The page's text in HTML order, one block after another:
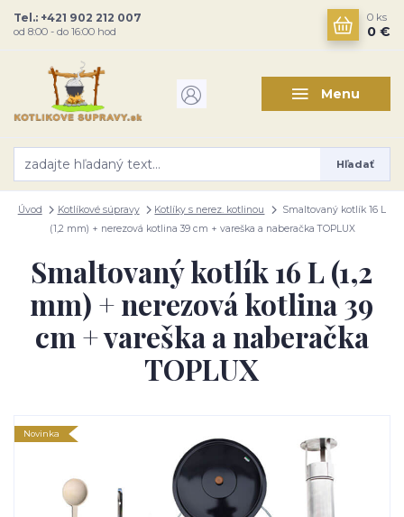
Menu
Hľadať
Tel.: +421 902 212 007
od 8:00 - do 16:00 hod
0 ks
0 €
Úvod Kotlíkové súpravy Kotlíky s nerez. kotlinou
Smaltovaný kotlík 16 L
(1,2 mm) + nerezová kotlina 39 cm + vareška a naberačka TOPLUX
Smaltovaný kotlík 16 L (1,2
mm) + nerezová kotlina 39
cm + vareška a naberačka
TOPLUX
Novinka